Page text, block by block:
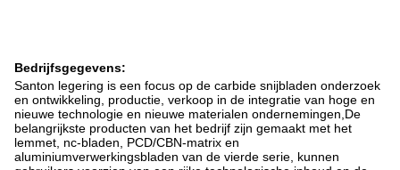
Bedrijfsgegevens:
Santon legering is een focus op de carbide snijbladen onderzoek
en ontwikkeling, productie, verkoop in de integratie van hoge en
nieuwe technologie en nieuwe materialen ondernemingen,De
belangrijkste producten van het bedrijf zijn gemaakt met het
lemmet, nc-bladen, PCD/CBN-matrix en
aluminiumverwerkingsbladen van de vierde serie, kunnen